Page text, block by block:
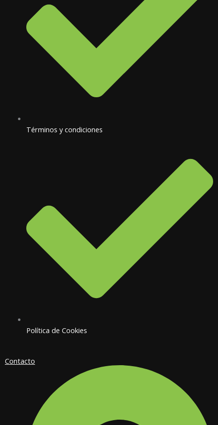
Términos y condiciones
Política de Cookies
Contacto